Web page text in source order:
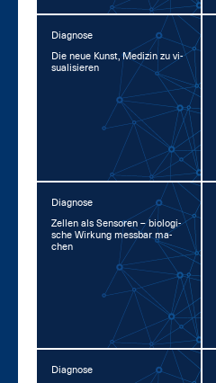
Diagnose
Die neue Kunst, Me­di­zin zu vi­
sua­li­sie­ren
Diagnose
Zel­len als Sen­so­ren – bio­lo­gi­
sche Wir­kung mess­bar ma­
chen
Diagnose